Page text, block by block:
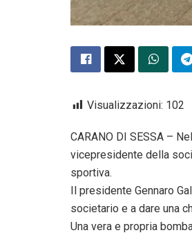
Visualizzazioni: 102
CARANO DI SESSA –
vicepresidente della
sportiva.
Il presidente Gennaro
societario e a dare una
Una vera e propria